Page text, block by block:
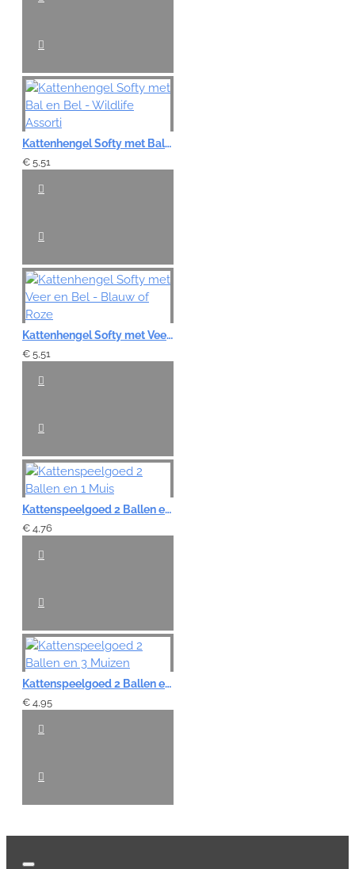
Kattenhengel Softy met Bal en Bel - Wildlife Assorti
€ 5,51
Kattenhengel Softy met Veer en Bel - Blauw of Roze
€ 5,51
Kattenspeelgoed 2 Ballen en 1 Muis
€ 4,76
Kattenspeelgoed 2 Ballen en 3 Muizen
€ 4,95